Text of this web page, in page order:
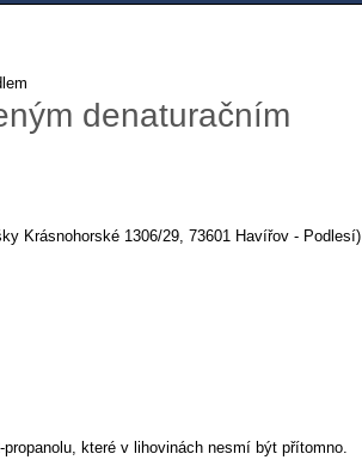
denaturačním
Krásnohorské 1306/29, 73601 Havířov - Podlesí)
které v lihovinách nesmí být přítomno.